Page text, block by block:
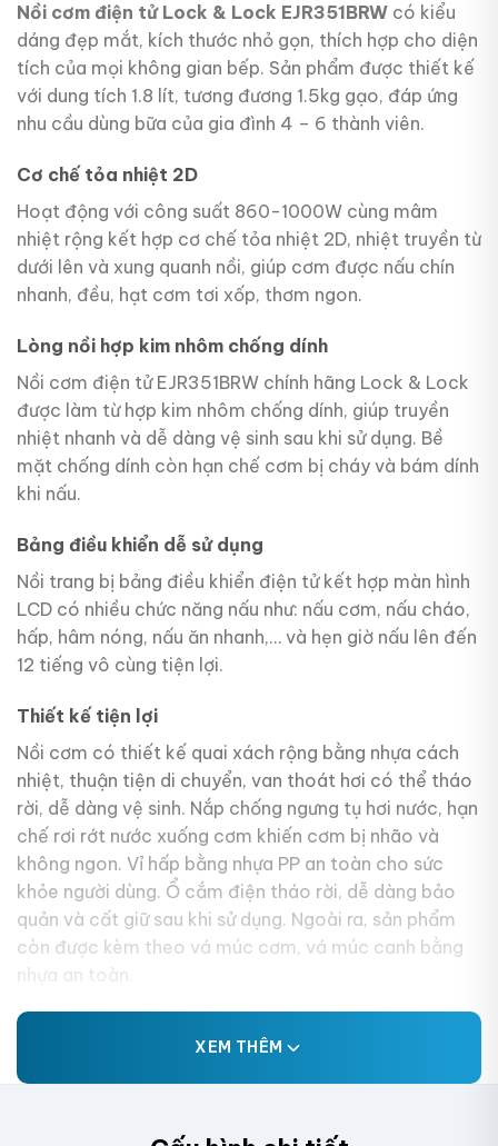
Nồi cơm điện tử Lock & Lock EJR351BRW có kiểu
dáng đẹp mắt, kích thước nhỏ gọn, thích hợp cho diện
tích của mọi không gian bếp. Sản phẩm được thiết kế
với dung tích 1.8 lít, tương đương 1.5kg gạo, đáp ứng
nhu cầu dùng bữa của gia đình 4 – 6 thành viên.
Cơ chế tỏa nhiệt 2D
Hoạt động với công suất 860-1000W cùng mâm
nhiệt rộng kết hợp cơ chế tỏa nhiệt 2D, nhiệt truyền từ
dưới lên và xung quanh nồi, giúp cơm được nấu chín
nhanh, đều, hạt cơm tơi xốp, thơm ngon.
Lòng nồi hợp kim nhôm chống dính
Nồi cơm điện tử EJR351BRW chính hãng Lock & Lock
được làm từ hợp kim nhôm chống dính, giúp truyền
nhiệt nhanh và dễ dàng vệ sinh sau khi sử dụng. Bề
mặt chống dính còn hạn chế cơm bị cháy và bám dính
khi nấu.
Bảng điều khiển dễ sử dụng
Nồi trang bị bảng điều khiển điện tử kết hợp màn hình
LCD có nhiều chức năng nấu như: nấu cơm, nấu cháo,
hấp, hâm nóng, nấu ăn nhanh,… và hẹn giờ nấu lên đến
12 tiếng vô cùng tiện lợi.
Thiết kế tiện lợi
Nồi cơm có thiết kế quai xách rộng bằng nhựa cách
nhiệt, thuận tiện di chuyển, van thoát hơi có thể tháo
rời, dễ dàng vệ sinh. Nắp chống ngưng tụ hơi nước, hạn
chế rơi rớt nước xuống cơm khiến cơm bị nhão và
không ngon. Vỉ hấp bằng nhựa PP an toàn cho sức
khỏe người dùng. Ổ cắm điện tháo rời, dễ dàng bảo
quản và cất giữ sau khi sử dụng. Ngoài ra, sản phẩm
còn được kèm theo vá múc cơm, vá múc canh bằng
nhựa an toàn.
XEM THÊM